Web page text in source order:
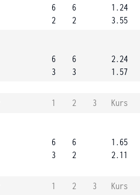
6
2
6
2
1.24
3.55
6
3
6
3
2.24
1.57
1 2 3
Kurs
6
3
6
2
1.65
2.11
1 2 3
Kurs